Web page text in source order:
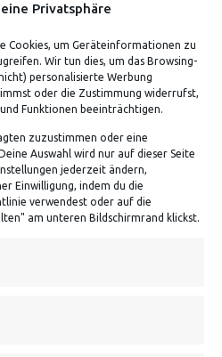
Privatsphäre
Cookies, um Geräteinformationen zu
Wir tun dies, um das Browsing-
personalisierte Werbung
oder die Zustimmung widerrufst,
Funktionen beeinträchtigen.
zuzustimmen oder eine
Auswahl wird nur auf dieser Seite
jederzeit ändern,
Einwilligung, indem du die
verwendest oder auf die
am unteren Bildschirmrand klickst.